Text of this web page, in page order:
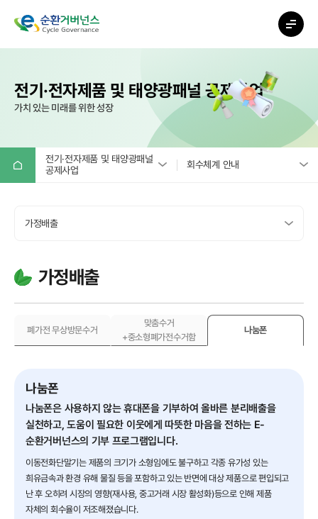
전기·전자제품 및 태양광패널 공제사업
가치 있는 미래를 위한 성장
전기·전자제품 및 태양광패널
공제사업
전기·전자제품 및 태양광패널
전지류 공제사업
알림마당
회수체계 안내
회원사 현황
가정배출
기업ㆍ기관 배출
가정배출
폐가전 무상방문수거
맞춤수거
+중소형폐가전수거함
나눔폰
나눔폰
나눔폰은 사용하지 않는 휴대폰을 기부하여 올바른 분리배출을
실천하고, 도움이 필요한 이웃에게 따뜻한 마음을 전하는 E-
순환거버넌스의 기부 프로그램입니다.
이동전화단말기는 제품의 크기가 소형임에도 불구하고 각종 유가성 있는
희유금속과 환경 유해 물질 등을포함하고 있는 반면에 대상 제품으로 편입되고
난 후 오히려 시장의 영향(재사용, 중고거래 시장 활성화)등으로 인해 제품
자체의 회수율이 저조해졌습니다.